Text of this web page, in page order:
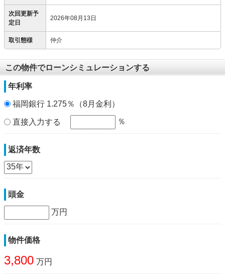
次回更新予
定日
2026年08月13日
取引態様 仲介
この物件でローンシミュレーションする
年利率
福岡銀行 1.275％（8月金利）
直接入力する ％
返済年数
頭金
万円
物件価格
3,800 万円